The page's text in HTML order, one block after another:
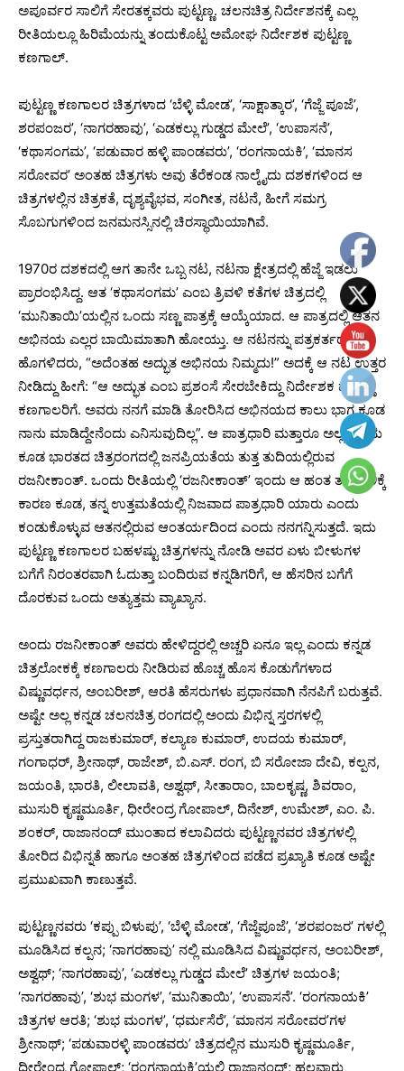
ಅಪೂರ್ವರ ಸಾಲಿಗೆ ಸೇರತಕ್ಕವರು ಪುಟ್ಟಣ್ಣ. ಚಲನಚಿತ್ರ ನಿರ್ದೇಶನಕ್ಕೆ ಎಲ್ಲ
ರೀತಿಯಲ್ಲೂ ಹಿರಿಮೆಯನ್ನು ತಂದುಕೊಟ್ಟ ಅಮೋಘ ನಿರ್ದೇಶಕ ಪುಟ್ಟಣ್ಣ
ಕಣಗಾಲ್.
ಪುಟ್ಟಣ್ಣ ಕಣಗಾಲರ ಚಿತ್ರಗಳಾದ ‘ಬೆಳ್ಳಿ ಮೋಡ’, ‘ಸಾಕ್ಷಾತ್ಕಾರ’, ‘ಗೆಜ್ಜೆ ಪೂಜೆ’,
ಶರಪಂಜರ’, ‘ನಾಗರಹಾವು’, ‘ಎಡಕಲ್ಲು ಗುಡ್ಡದ ಮೇಲೆ’, ‘ಉಪಾಸನೆ’,
‘ಕಥಾಸಂಗಮ’, ‘ಪಡುವಾರ ಹಳ್ಳಿ ಪಾಂಡವರು’, ‘ರಂಗನಾಯಕಿ’, ‘ಮಾನಸ
ಸರೋವರ’ ಅಂತಹ ಚಿತ್ರಗಳು ಅವು ತೆರೆಕಂಡ ನಾಲ್ಕೈದು ದಶಕಗಳಿಂದ ಆ
ಚಿತ್ರಗಳಲ್ಲಿನ ಚಿತ್ರಕತೆ, ದೃಶ್ಯವೈಭವ, ಸಂಗೀತ, ನಟನೆ, ಹೀಗೆ ಸಮಗ್ರ
ಸೊಬಗುಗಳಿಂದ ಜನಮನಸ್ಸಿನಲ್ಲಿ ಚಿರಸ್ಥಾಯಿಯಾಗಿವೆ.
1970ರ ದಶಕದಲ್ಲಿ ಆಗ ತಾನೇ ಒಬ್ಬ ನಟ, ನಟನಾ ಕ್ಷೇತ್ರದಲ್ಲಿ ಹೆಜ್ಜೆ ಇಡಲು
ಪ್ರಾರಂಭಿಸಿದ್ದ. ಆತ ‘ಕಥಾಸಂಗಮ’ ಎಂಬ ತ್ರಿವಳಿ ಕತೆಗಳ ಚಿತ್ರದಲ್ಲಿ
‘ಮುನಿತಾಯಿ’ಯಲ್ಲಿನ ಒಂದು ಸಣ್ಣ ಪಾತ್ರಕ್ಕೆ ಆಯ್ಕೆಯಾದ. ಆ ಪಾತ್ರದಲ್ಲಿ ಆತನ
ಅಭಿನಯ ಎಲ್ಲರ ಬಾಯಿಮಾತಾಗಿ ಹೋಯ್ತು. ಆ ನಟನನ್ನು ಪತ್ರಕರ್ತರು
ಹೊಗಳಿದರು, “ಅದೆಂತಹ ಅದ್ಭುತ ಅಭಿನಯ ನಿಮ್ಮದು!” ಅದಕ್ಕೆ ಆ ನಟ ಉತ್ತರ
ನೀಡಿದ್ದು ಹೀಗೆ: “ಆ ಅದ್ಭುತ ಎಂಬ ಪ್ರಶಂಸೆ ಸೇರಬೇಕಿದ್ದು ನಿರ್ದೇಶಕ ಪುಟ್ಟಣ್ಣ
ಕಣಗಾಲರಿಗೆ. ಅವರು ನನಗೆ ಮಾಡಿ ತೋರಿಸಿದ ಅಭಿನಯದ ಕಾಲು ಭಾಗ ಕೂಡ
ನಾನು ಮಾಡಿದ್ದೇನೆಂದು ಎನಿಸುವುದಿಲ್ಲ”. ಆ ಪಾತ್ರಧಾರಿ ಮತ್ತಾರೂ ಅಲ್ಲ. ಇಂದು
ಕೂಡ ಭಾರತದ ಚಿತ್ರರಂಗದಲ್ಲಿ ಜನಪ್ರಿಯತೆಯ ತುತ್ತ ತುದಿಯಲ್ಲಿರುವ
ರಜನೀಕಾಂತ್. ಒಂದು ರೀತಿಯಲ್ಲಿ ‘ರಜನೀಕಾಂತ್’ ಇಂದು ಆ ಹಂತ ತಲುಪಲಿಕ್ಕೆ
ಕಾರಣ ಕೂಡ, ತನ್ನ ಉತ್ತಮತೆಯಲ್ಲಿ ನಿಜವಾದ ಪಾತ್ರಧಾರಿ ಯಾರು ಎಂದು
ಕಂಡುಕೊಳ್ಳುವ ಆತನಲ್ಲಿರುವ ಆಂತರ್ಯದಿಂದ ಎಂದು ನನಗನ್ನಿಸುತ್ತದೆ. ಇದು
ಪುಟ್ಟಣ್ಣ ಕಣಗಾಲರ ಬಹಳಷ್ಟು ಚಿತ್ರಗಳನ್ನು ನೋಡಿ ಅವರ ಏಳು ಬೀಳುಗಳ
ಬಗೆಗೆ ನಿರಂತರವಾಗಿ ಓದುತ್ತಾ ಬಂದಿರುವ ಕನ್ನಡಿಗರಿಗೆ, ಆ ಹೆಸರಿನ ಬಗೆಗೆ
ದೊರಕುವ ಒಂದು ಅತ್ಯುತ್ತಮ ವ್ಯಾಖ್ಯಾನ.
ಅಂದು ರಜನೀಕಾಂತ್ ಅವರು ಹೇಳಿದ್ದರಲ್ಲಿ ಅಚ್ಚರಿ ಏನೂ ಇಲ್ಲ ಎಂದು ಕನ್ನಡ
ಚಿತ್ರಲೋಕಕ್ಕೆ ಕಣಗಾಲರು ನೀಡಿರುವ ಹೊಚ್ಚ ಹೊಸ ಕೊಡುಗೆಗಳಾದ
ವಿಷ್ಣುವರ್ಧನ, ಅಂಬರೀಶ್, ಆರತಿ ಹೆಸರುಗಳು ಪ್ರಧಾನವಾಗಿ ನೆನಪಿಗೆ ಬರುತ್ತವೆ.
ಅಷ್ಟೇ ಅಲ್ಲ ಕನ್ನಡ ಚಲನಚಿತ್ರ ರಂಗದಲ್ಲಿ ಅಂದು ವಿಭಿನ್ನ ಸ್ತರಗಳಲ್ಲಿ
ಪ್ರಸ್ತುತರಾಗಿದ್ದ ರಾಜಕುಮಾರ್, ಕಲ್ಯಾಣ ಕುಮಾರ್, ಉದಯ ಕುಮಾರ್,
ಗಂಗಾಧರ್, ಶ್ರೀನಾಥ್, ರಾಜೇಶ್, ಬಿ.ಎಸ್. ರಂಗ, ಬಿ ಸರೋಜಾ ದೇವಿ, ಕಲ್ಪನ,
ಜಯಂತಿ, ಭಾರತಿ, ಲೀಲಾವತಿ, ಅಶ್ವಥ್, ಸೀತಾರಾಂ, ಬಾಲಕೃಷ್ಣ, ಶಿವರಾಂ,
ಮುಸುರಿ ಕೃಷ್ಣಮೂರ್ತಿ, ಧೀರೇಂದ್ರ ಗೋಪಾಲ್, ದಿನೇಶ್, ಉಮೇಶ್, ಎಂ. ಪಿ.
ಶಂಕರ್, ರಾಜಾನಂದ್ ಮುಂತಾದ ಕಲಾವಿದರು ಪುಟ್ಟಣ್ಣನವರ ಚಿತ್ರಗಳಲ್ಲಿ
ತೋರಿದ ವಿಭಿನ್ನತೆ ಹಾಗೂ ಅಂತಹ ಚಿತ್ರಗಳಿಂದ ಪಡೆದ ಪ್ರಖ್ಯಾತಿ ಕೂಡ ಅಷ್ಟೇ
ಪ್ರಮುಖವಾಗಿ ಕಾಣುತ್ತವೆ.
ಪುಟ್ಟಣ್ಣನವರು ‘ಕಪ್ಪು ಬಿಳುಪು’, ‘ಬೆಳ್ಳಿ ಮೋಡ’, ‘ಗೆಜ್ಜೆಪೂಜೆ’, ‘ಶರಪಂಜರ’ ಗಳಲ್ಲಿ
ಮೂಡಿಸಿದ ಕಲ್ಪನ; ‘ನಾಗರಹಾವು’ ನಲ್ಲಿ ಮೂಡಿಸಿದ ವಿಷ್ಣುವರ್ಧನ, ಅಂಬರೀಶ್,
ಅಶ್ವಥ್; ‘ನಾಗರಹಾವು’, ‘ಎಡಕಲ್ಲು ಗುಡ್ಡದ ಮೇಲೆ’ ಚಿತ್ರಗಳ ಜಯಂತಿ;
‘ನಾಗರಹಾವು’, ‘ಶುಭ ಮಂಗಳ’, ‘ಮುನಿತಾಯಿ’, ‘ಉಪಾಸನೆ’. ‘ರಂಗನಾಯಕಿ’
ಚಿತ್ರಗಳ ಆರತಿ; ‘ಶುಭ ಮಂಗಳ’, ‘ಧರ್ಮಸೆರೆ’, ‘ಮಾನಸ ಸರೋವರ’ಗಳ
ಶ್ರೀನಾಥ್; ‘ಪಡುವಾರಳ್ಳಿ ಪಾಂಡವರು’ ಚಿತ್ರದಲ್ಲಿನ ಮುಸುರಿ ಕೃಷ್ಣಮೂರ್ತಿ,
ಧೀರೇಂದ್ರ ಗೋಪಾಲ್; ‘ರಂಗನಾಯಕಿ’ಯಲ್ಲಿ ರಾಜಾನಂದ್; ಹಲವಾರು